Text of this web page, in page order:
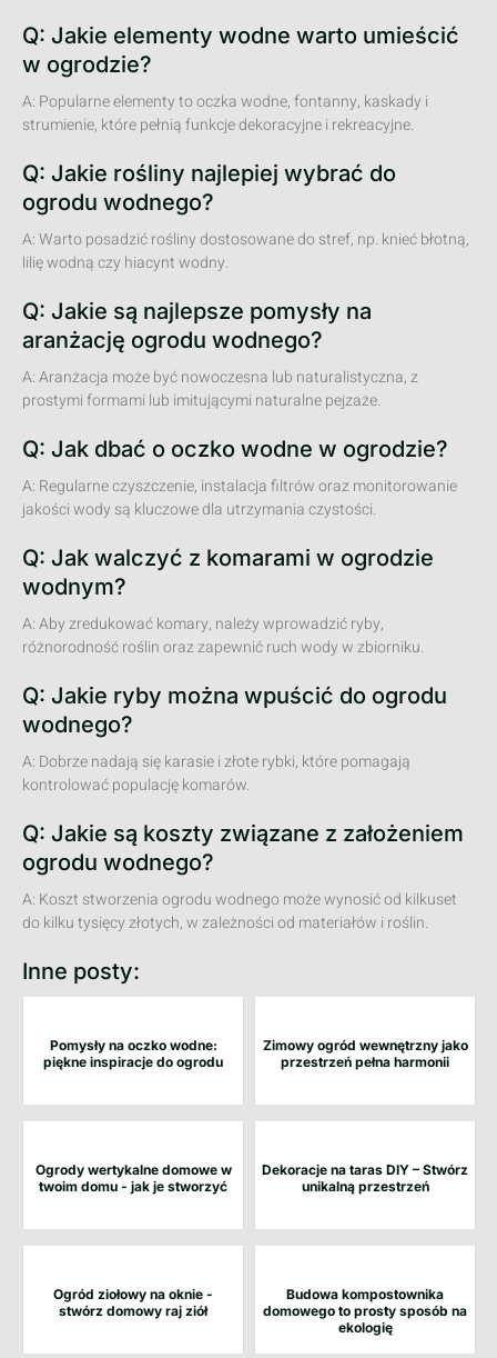
Q: Jakie elementy wodne warto umieścić
w ogrodzie?
A: Popularne elementy to oczka wodne, fontanny, kaskady i
strumienie, które pełnią funkcje dekoracyjne i rekreacyjne.
Q: Jakie rośliny najlepiej wybrać do
ogrodu wodnego?
A: Warto posadzić rośliny dostosowane do stref, np. knieć błotną,
lilię wodną czy hiacynt wodny.
Q: Jakie są najlepsze pomysły na
aranżację ogrodu wodnego?
A: Aranżacja może być nowoczesna lub naturalistyczna, z
prostymi formami lub imitującymi naturalne pejzaże.
Q: Jak dbać o oczko wodne w ogrodzie?
A: Regularne czyszczenie, instalacja filtrów oraz monitorowanie
jakości wody są kluczowe dla utrzymania czystości.
Q: Jak walczyć z komarami w ogrodzie
wodnym?
A: Aby zredukować komary, należy wprowadzić ryby,
różnorodność roślin oraz zapewnić ruch wody w zbiorniku.
Q: Jakie ryby można wpuścić do ogrodu
wodnego?
A: Dobrze nadają się karasie i złote rybki, które pomagają
kontrolować populację komarów.
Q: Jakie są koszty związane z założeniem
ogrodu wodnego?
A: Koszt stworzenia ogrodu wodnego może wynosić od kilkuset
do kilku tysięcy złotych, w zależności od materiałów i roślin.
Inne posty:
Pomysły na oczko wodne:
piękne inspiracje do ogrodu
Zimowy ogród wewnętrzny jako
przestrzeń pełna harmonii
Ogrody wertykalne domowe w
twoim domu - jak je stworzyć
Dekoracje na taras DIY – Stwórz
unikalną przestrzeń
Ogród ziołowy na oknie -
stwórz domowy raj ziół
Budowa kompostownika
domowego to prosty sposób na
ekologię